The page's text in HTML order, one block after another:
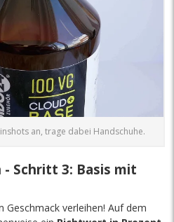
an, trage dabei Handschuhe.
Schritt 3: Basis mit
Geschmack verleihen! Auf dem